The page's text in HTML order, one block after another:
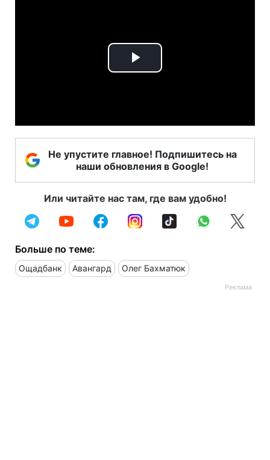
Play
Не упустите главное! Подпишитесь на
наши обновления в Google!
Или читайте нас там, где вам удобно!
Больше по теме:
Ощадбанк Авангард Олег Бахматюк